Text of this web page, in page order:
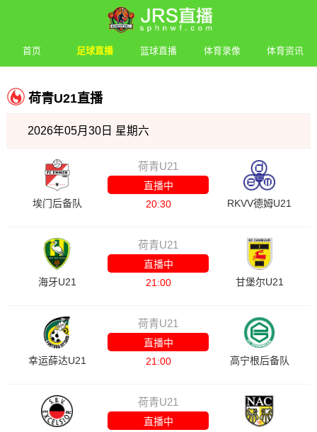
首页 足球直播 篮球直播 体育录像 体育资讯
荷青U21直播
2026年05月30日 星期六
埃门后备队
荷青U21
直播中
20:30
RKVV德姆U21
海牙U21
荷青U21
直播中
21:00
甘堡尔U21
幸运薛达U21
荷青U21
直播中
21:00
高宁根后备队
荷青U21
直播中